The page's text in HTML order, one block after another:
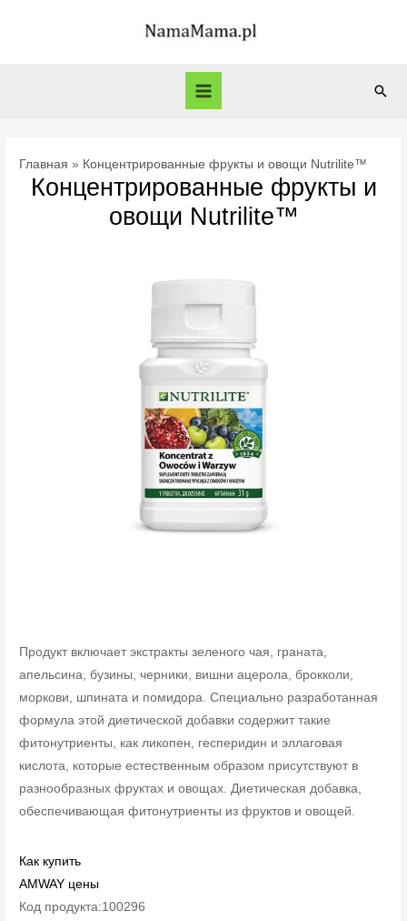
Main
Главная Концентрированные фрукты и овощи Nutrilite™
Концентрированные фрукты и
овощи Nutrilite™
Продукт включает экстракты зеленого чая, граната,
апельсина, бузины, черники, вишни ацерола, брокколи,
моркови, шпината и помидора. Специально разработанная
формула этой диетической добавки содержит такие
фитонутриенты, как ликопен, гесперидин и эллаговая
кислота, которые естественным образом присутствуют в
разнообразных фруктах и овощах. Диетическая добавка,
обеспечивающая фитонутриенты из фруктов и овощей.
Как купить
AMWAY цены
Код продукта:100296